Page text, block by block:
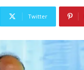
Twitter